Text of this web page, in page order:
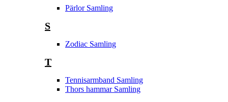
Pärlor Samling
S
Zodiac Samling
T
Tennisarmband Samling
Thors hammar Samling